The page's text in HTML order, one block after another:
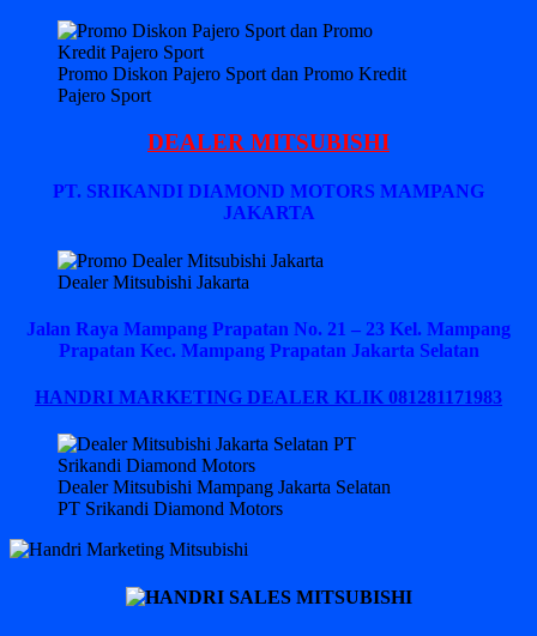
Promo Diskon Pajero Sport dan Promo Kredit
Pajero Sport
DEALER MITSUBISHI
PT. SRIKANDI DIAMOND MOTORS MAMPANG
JAKARTA
Dealer Mitsubishi Jakarta
Jalan Raya Mampang Prapatan No. 21 – 23 Kel. Mampang
Prapatan Kec. Mampang Prapatan Jakarta Selatan
HANDRI MARKETING DEALER KLIK 081281171983
Dealer Mitsubishi Mampang Jakarta Selatan
PT Srikandi Diamond Motors